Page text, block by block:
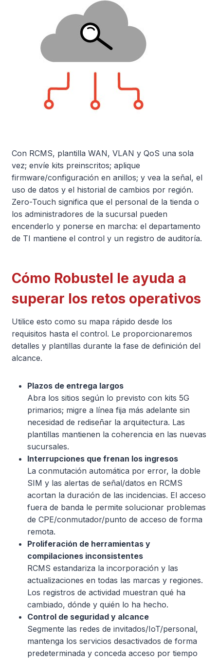
Con RCMS, plantilla WAN, VLAN y QoS una sola
vez; envíe kits preinscritos; aplique
firmware/configuración en anillos; y vea la señal, el
uso de datos y el historial de cambios por región.
Zero-Touch significa que el personal de la tienda o
los administradores de la sucursal pueden
encenderlo y ponerse en marcha: el departamento
de TI mantiene el control y un registro de auditoría.
Cómo Robustel le ayuda a
superar los retos operativos
Utilice esto como su mapa rápido desde los
requisitos hasta el control. Le proporcionaremos
detalles y plantillas durante la fase de definición del
alcance.
Plazos de entrega largos
Abra los sitios según lo previsto con kits 5G
primarios; migre a línea fija más adelante sin
necesidad de rediseñar la arquitectura. Las
plantillas mantienen la coherencia en las nuevas
sucursales.
Interrupciones que frenan los ingresos
La conmutación automática por error, la doble
SIM y las alertas de señal/datos en RCMS
acortan la duración de las incidencias. El acceso
fuera de banda le permite solucionar problemas
de CPE/conmutador/punto de acceso de forma
remota.
Proliferación de herramientas y
compilaciones inconsistentes
RCMS estandariza la incorporación y las
actualizaciones en todas las marcas y regiones.
Los registros de actividad muestran qué ha
cambiado, dónde y quién lo ha hecho.
Control de seguridad y alcance
Segmente las redes de invitados/IoT/personal,
mantenga los servicios desactivados de forma
predeterminada y conceda acceso por tiempo